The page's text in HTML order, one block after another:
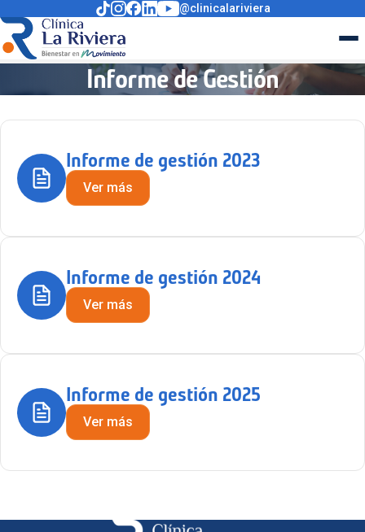
@clinicalariviera
Informe de Gestión
Informe de gestión 2023
Ver más
Informe de gestión 2024
Ver más
Informe de gestión 2025
Ver más